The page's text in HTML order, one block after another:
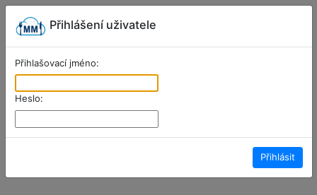
Přihlášení uživatele
Přihlašovací jméno:
Heslo:
Přihlásit